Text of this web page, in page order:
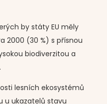
by státy EU měly
2000 (30 %) s přísnou
biodiverzitou a
lesních ekosystémů
u ukazatelů stavu